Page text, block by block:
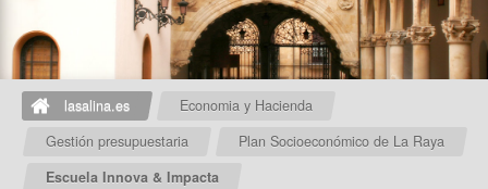
lasalina.es
Economia y Hacienda
Gestión presupuestaria
Plan Socioeconómico de La Raya
Escuela Innova & Impacta